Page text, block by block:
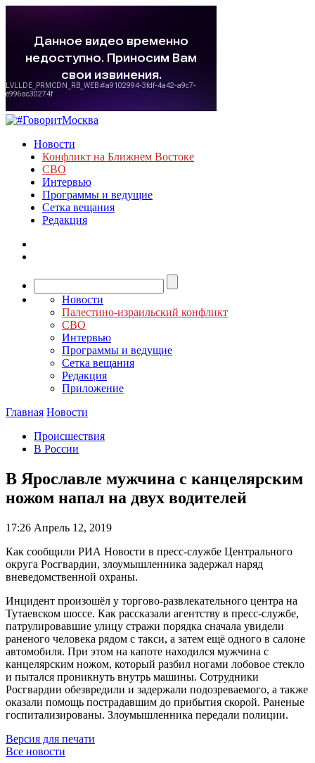
Новости
Конфликт на Ближнем Востоке
СВО
Интервью
Программы и ведущие
Сетка вещания
Редакция
Новости
Палестино-израильский конфликт
СВО
Интервью
Программы и ведущие
Сетка вещания
Редакция
Приложение
Главная Новости
Происшествия
В России
В Ярославле мужчина с канцелярским
ножом напал на двух водителей
17:26 Апрель 12, 2019
Как сообщили РИА Новости в пресс-службе Центрального
округа Росгвардии, злоумышленника задержал наряд
вневедомственной охраны.
Инцидент произошёл у торгово-развлекательного центра на
Тутаевском шоссе. Как рассказали агентству в пресс-службе,
патрулировавшие улицу стражи порядка сначала увидели
раненого человека рядом с такси, а затем ещё одного в салоне
автомобиля. При этом на капоте находился мужчина с
канцелярским ножом, который разбил ногами лобовое стекло
и пытался проникнуть внутрь машины. Сотрудники
Росгвардии обезвредили и задержали подозреваемого, а также
оказали помощь пострадавшим до прибытия скорой. Раненые
госпитализированы. Злоумышленника передали полиции.
Версия для печати
Все новости